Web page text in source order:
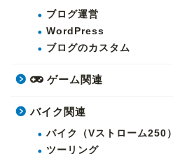
ブログ運営
WordPress
ブログのカスタム
ゲーム関連
バイク関連
バイク（Vストローム250）
ツーリング